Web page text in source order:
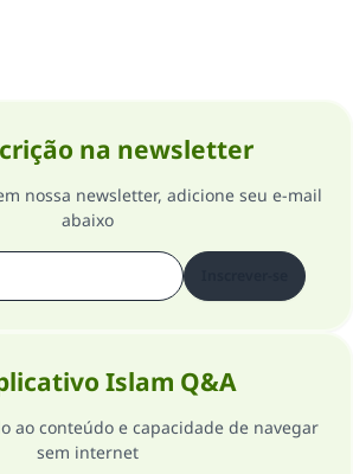
na newsletter
nossa newsletter, adicione seu e-mail
abaixo
Islam Q&A
ao conteúdo e capacidade de navegar
sem internet